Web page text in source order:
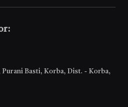
Basti, Korba, Dist. - Korba,